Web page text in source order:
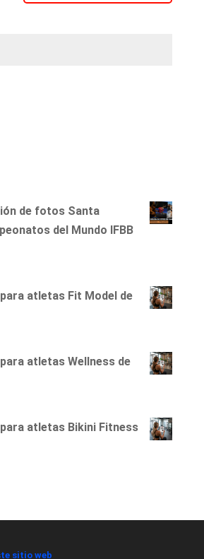
de fotos Santa
del Mundo IFBB
atletas Fit Model de
atletas Wellness de
atletas Bikini Fitness
sitio web